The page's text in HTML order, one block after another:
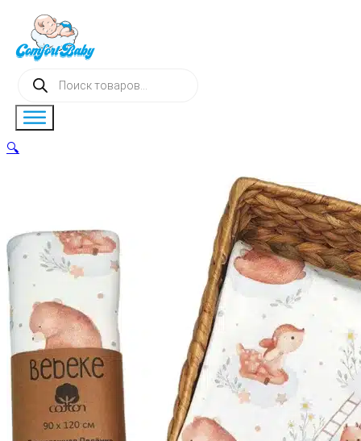
Поиск
товаров
🔍